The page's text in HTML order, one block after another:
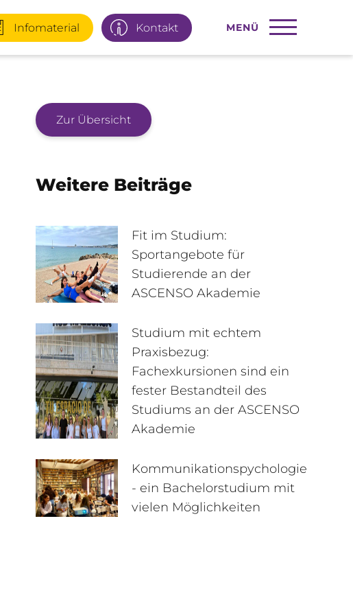
Infomaterial Kontakt MENÜ
Infomaterial
+49 3727 95 92 977 Interner Bereich
Zur Übersicht
Weitere Beiträge
Fit im Studium:
Sportangebote für
Studierende an der
ASCENSO Akademie
Studium mit echtem
Praxisbezug:
Fachexkursionen sind ein
fester Bestandteil des
Studiums an der ASCENSO
Akademie
Kommunikationspychologie
- ein Bachelorstudium mit
vielen Möglichkeiten